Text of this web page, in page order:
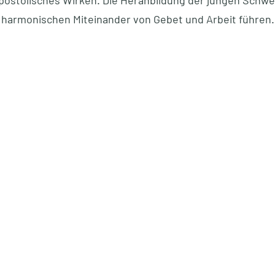
harmonischen Miteinander von Gebet und Arbeit führen.